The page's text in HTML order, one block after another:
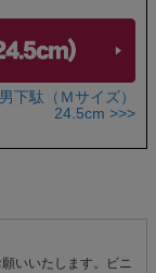
下駄（Ｍサイズ）
24.5cm >>>
いいたします。ビニ